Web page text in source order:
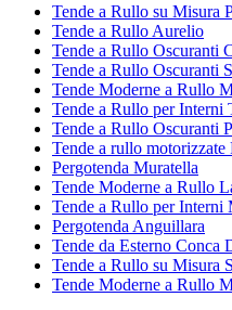
Tende a Rullo su Misura
Tende a Rullo Aurelio
Tende a Rullo Oscuranti
Tende a Rullo Oscuranti
Tende Moderne a Rullo
Tende a Rullo per Interni
Tende a Rullo Oscuranti
Tende a rullo motorizzate
Pergotenda Muratella
Tende Moderne a Rullo
Tende a Rullo per Interni
Pergotenda Anguillara
Tende da Esterno Conca
Tende a Rullo su Misura
Tende Moderne a Rullo